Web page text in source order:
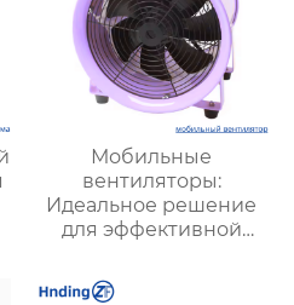
Мобильные
вентиляторы:
Идеальное решение
для эффективной
условиях